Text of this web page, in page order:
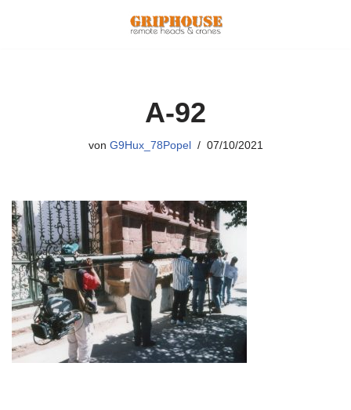
A-92
von G9Hux_78Popel 07/10/2021